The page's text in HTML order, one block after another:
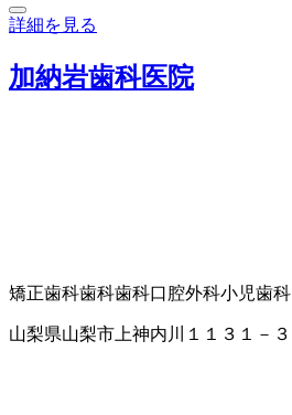
詳細を見る
加納岩歯科医院
矯正歯科歯科歯科口腔外科小児歯科
山梨県山梨市上神内川１１３１－３